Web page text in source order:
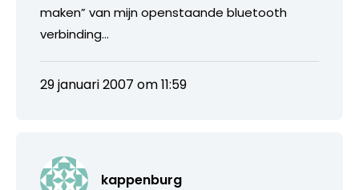
maken” van mijn openstaande bluetooth
verbinding…
29 januari 2007 om 11:59
kappenburg